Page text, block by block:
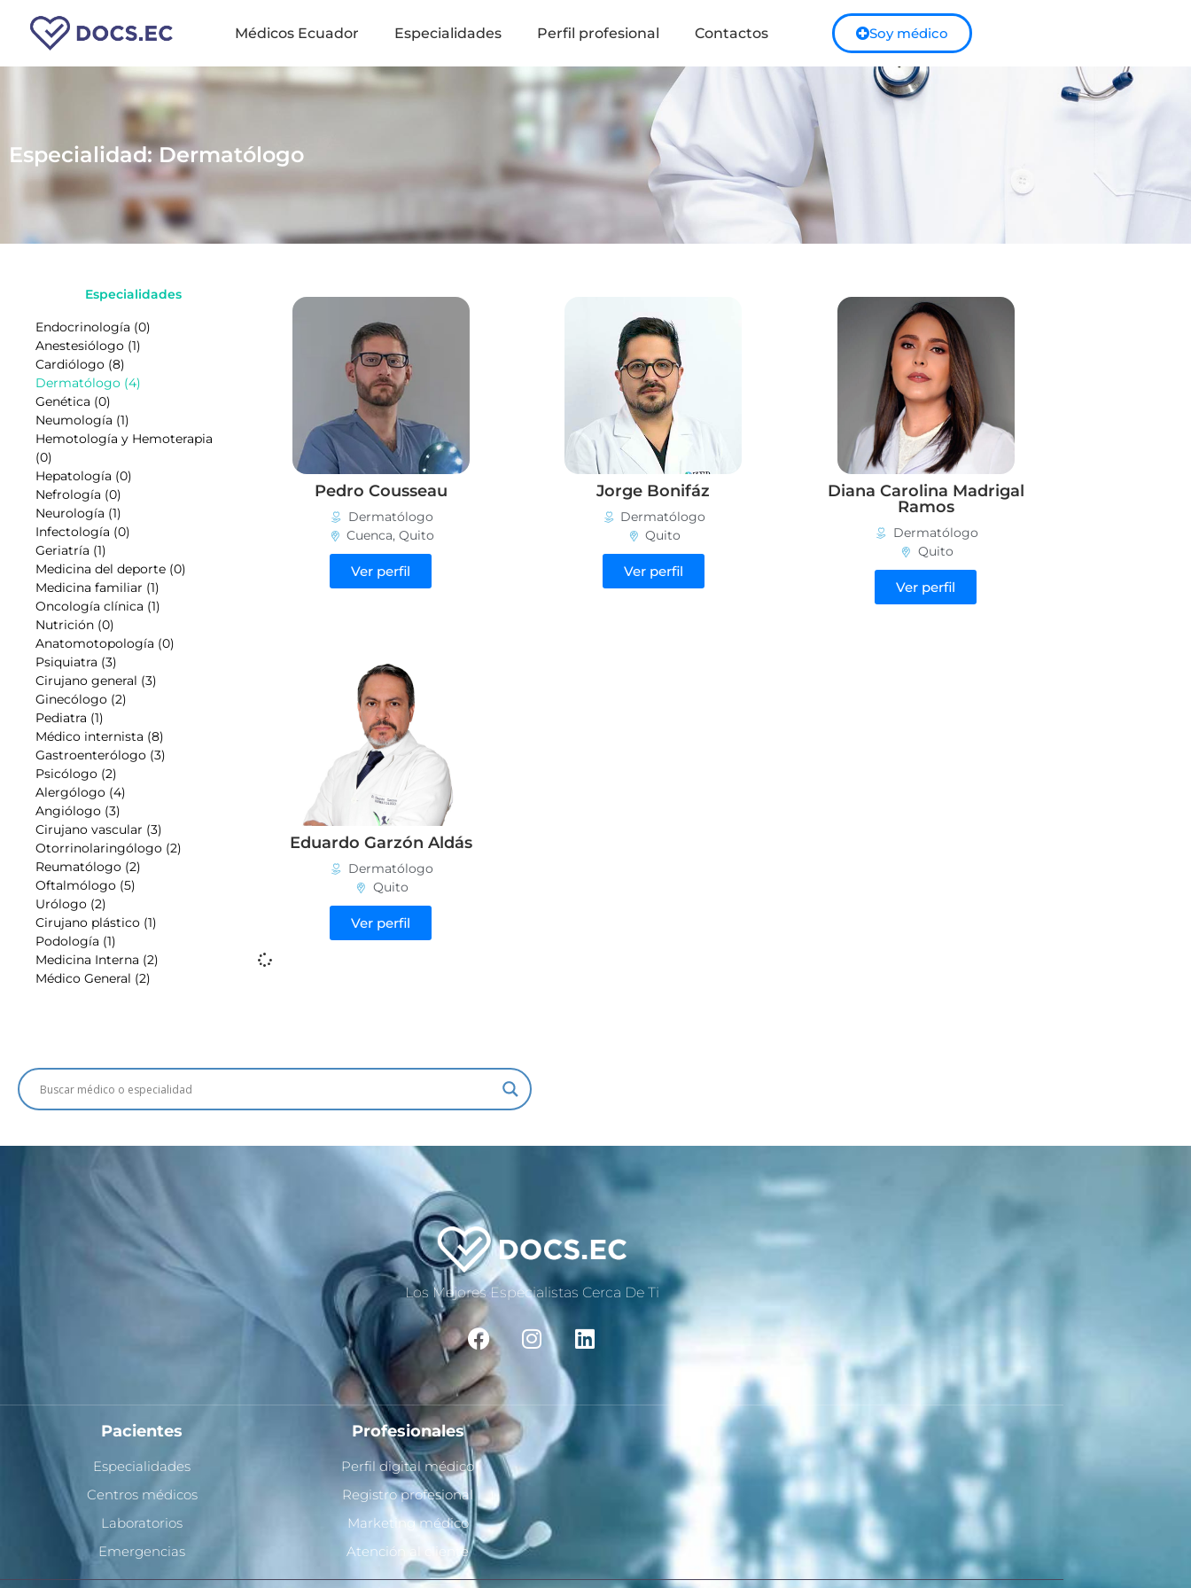
Médicos Ecuador Especialidades Perfil profesional Contactos Soy médico
Especialidad: Dermatólogo
Especialidades
Endocrinología (0)
Anestesiólogo (1)
Cardiólogo (8)
Dermatólogo (4)
Genética (0)
Neumología (1)
Hemotología y Hemoterapia
(0)
Hepatología (0)
Nefrología (0)
Neurología (1)
Infectología (0)
Geriatría (1)
Medicina del deporte (0)
Medicina familiar (1)
Oncología clínica (1)
Nutrición (0)
Anatomotopología (0)
Psiquiatra (3)
Cirujano general (3)
Ginecólogo (2)
Pediatra (1)
Médico internista (8)
Gastroenterólogo (3)
Psicólogo (2)
Alergólogo (4)
Angiólogo (3)
Cirujano vascular (3)
Otorrinolaringólogo (2)
Reumatólogo (2)
Oftalmólogo (5)
Urólogo (2)
Cirujano plástico (1)
Podología (1)
Medicina Interna (2)
Médico General (2)
Pedro Cousseau
Dermatólogo
Cuenca,Quito
Ver perfil
Jorge Bonifáz
Dermatólogo
Quito
Ver perfil
Diana Carolina Madrigal
Ramos
Dermatólogo
Quito
Ver perfil
Eduardo Garzón Aldás
Dermatólogo
Quito
Ver perfil
Los Mejores Especialistas Cerca De Ti
Pacientes
Especialidades
Centros médicos
Laboratorios
Emergencias
Profesionales
Perfil digital médico
Registro profesional
Marketing médico
Atención al cliente